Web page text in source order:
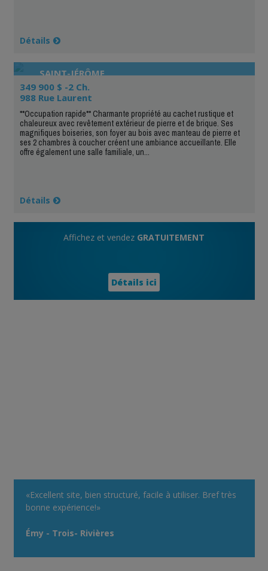
Détails
SAINT-JÉRÔME
349 900 $ -2 Ch.
988 Rue Laurent
**Occupation rapide** Charmante propriété au cachet rustique et
chaleureux avec revêtement extérieur de pierre et de brique. Ses
magnifiques boiseries, son foyer au bois avec manteau de pierre et
ses 2 chambres à coucher créent une ambiance accueillante. Elle
offre également une salle familiale, un...
Détails
Affichez et vendez GRATUITEMENT
Détails ici
«Excellent site, bien structuré, facile à utiliser. Bref très
bonne expérience!»
Émy - Trois- Rivières